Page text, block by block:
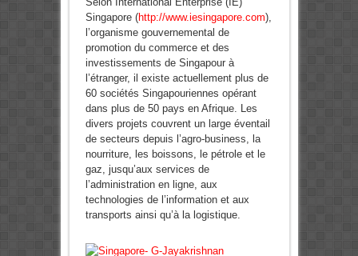
Singapore (http://www.iesingapore.com),
l’organisme gouvernemental de
promotion du commerce et des
investissements de Singapour à
l’étranger, il existe actuellement plus de
60 sociétés Singapouriennes opérant
dans plus de 50 pays en Afrique. Les
divers projets couvrent un large éventail
de secteurs depuis l’agro-business, la
nourriture, les boissons, le pétrole et le
gaz, jusqu’aux services de
l’administration en ligne, aux
technologies de l’information et aux
transports ainsi qu’à la logistique.